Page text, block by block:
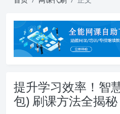
提升学习效率！智
包) 刷课方法全揭秘